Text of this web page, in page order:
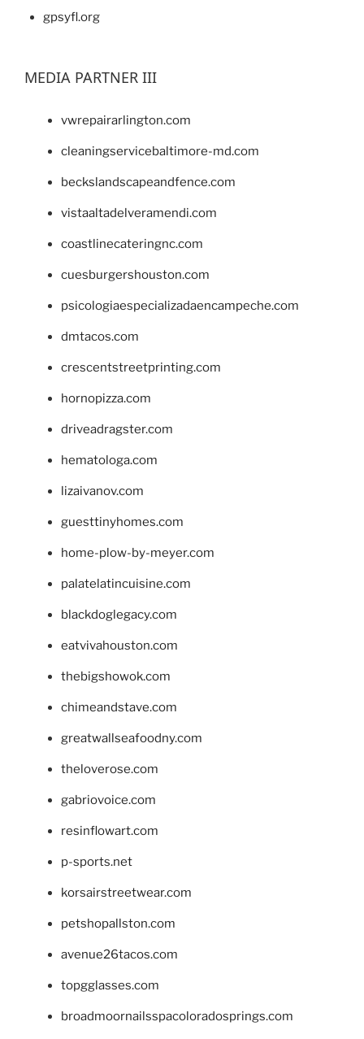
gpsyfl.org
MEDIA PARTNER III
vwrepairarlington.com
cleaningservicebaltimore-md.com
beckslandscapeandfence.com
vistaaltadelveramendi.com
coastlinecateringnc.com
cuesburgershouston.com
psicologiaespecializadaencampeche.com
dmtacos.com
crescentstreetprinting.com
hornopizza.com
driveadragster.com
hematologa.com
lizaivanov.com
guesttinyhomes.com
home-plow-by-meyer.com
palatelatincuisine.com
blackdoglegacy.com
eatvivahouston.com
thebigshowok.com
chimeandstave.com
greatwallseafoodny.com
theloverose.com
gabriovoice.com
resinflowart.com
p-sports.net
korsairstreetwear.com
petshopallston.com
avenue26tacos.com
topgglasses.com
broadmoornailsspacoloradosprings.com